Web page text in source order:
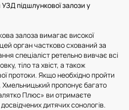
підшлункової залози у
залоза вимагає високої
цей орган частково схований за
спеціаліст ретельно вивчає всі
тіло та хвіст, а також
протоки. Якщо необхідно пройти
Хмельницький пропонує багато
Плюс» ви отримаєте
дитячих сонологів.